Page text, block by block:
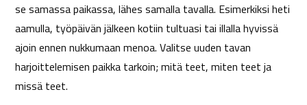
se samassa paikassa, lähes samalla tavalla. Esimerkiksi heti
aamulla, työpäivän jälkeen kotiin tultuasi tai illalla hyvissä
ajoin ennen nukkumaan menoa. Valitse uuden tavan
harjoittelemisen paikka tarkoin; mitä teet, miten teet ja
missä teet.